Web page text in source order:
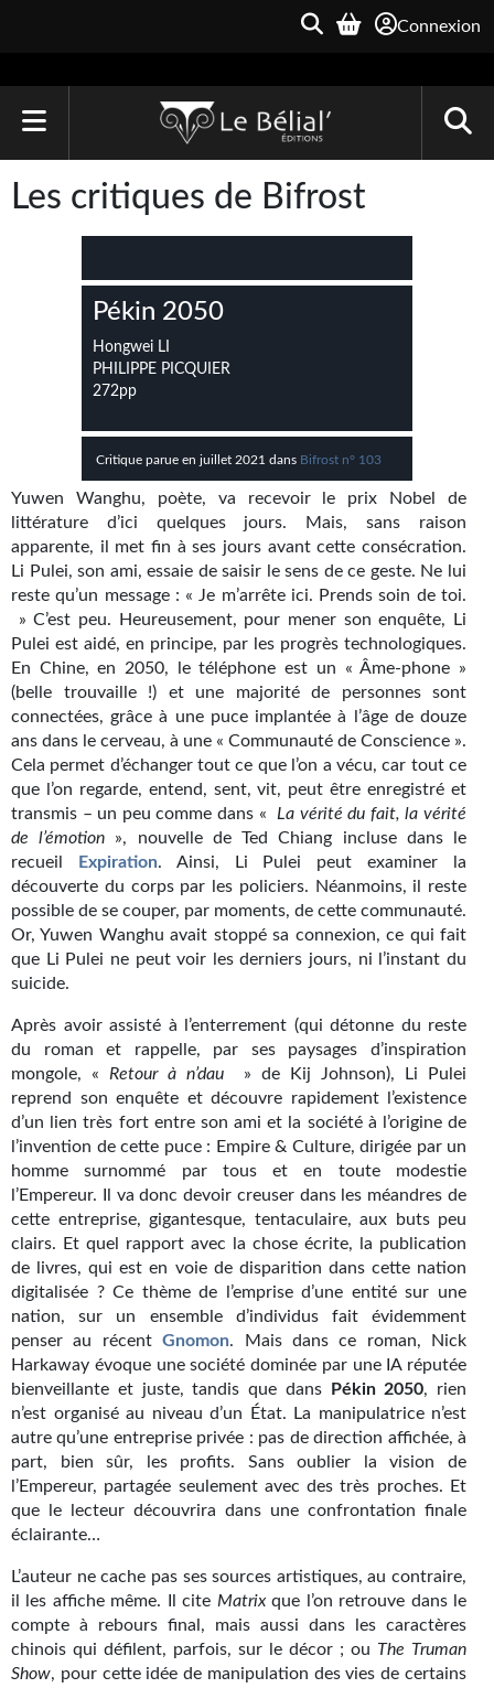
Connexion
Le Bélial'
Une Heure-Lumière
Archive du Futur
Quarante-Deux
Kvasar
Pulps
Wotan
Étoiles vives
Yellow Submarine
NUMÉRIQUE
Romans et recueils
Une Heure-Lumière
Nouvelles
Bifrost
Livres audio
Gratuit
Sans DRM
BIFROST
Tous les numéros
En numérique
S'abonner
Les critiques
Le blog
Le prix des lecteurs
GOODIES
Goodies Gotland
Tirages d’art Une Heure-Lumière
PLUS
À paraître
Revue de presse
Les critiques de Bifrost
Pékin 2050
Hongwei LI
PHILIPPE PICQUIER
272pp
Critique parue en juillet 2021 dans Bifrost n° 103
Yuwen Wanghu, poète, va recevoir le prix Nobel de
littérature d’ici quelques jours. Mais, sans raison
apparente, il met fin à ses jours avant cette consécration.
Li Pulei, son ami, essaie de saisir le sens de ce geste. Ne lui
reste qu’un message : « Je m’arrête ici. Prends soin de toi.
» C’est peu. Heureusement, pour mener son enquête, Li
Pulei est aidé, en principe, par les progrès technologiques.
En Chine, en 2050, le téléphone est un « Âme-phone »
(belle trouvaille !) et une majorité de personnes sont
connectées, grâce à une puce implantée à l’âge de douze
ans dans le cerveau, à une « Communauté de Conscience ».
Cela permet d’échanger tout ce que l’on a vécu, car tout ce
que l’on regarde, entend, sent, vit, peut être enregistré et
transmis – un peu comme dans « La vérité du fait, la vérité
de l’émotion », nouvelle de Ted Chiang incluse dans le
recueil
Expiration. Ainsi, Li Pulei peut examiner la
découverte du corps par les policiers. Néanmoins, il reste
possible de se couper, par moments, de cette communauté.
Or, Yuwen Wanghu avait stoppé sa connexion, ce qui fait
que Li Pulei ne peut voir les derniers jours, ni l’instant du
suicide.
Après avoir assisté à l’enterrement (qui détonne du reste
du roman et rappelle, par ses paysages d’inspiration
mongole, « Retour à n’dau » de Kij Johnson), Li Pulei
reprend son enquête et découvre rapidement l’existence
d’un lien très fort entre son ami et la société à l’origine de
l’invention de cette puce : Empire & Culture, dirigée par un
homme surnommé par tous et en toute modestie
l’Empereur. Il va donc devoir creuser dans les méandres de
cette entreprise, gigantesque, tentaculaire, aux buts peu
clairs. Et quel rapport avec la chose écrite, la publication
de livres, qui est en voie de disparition dans cette nation
digitalisée ? Ce thème de l’emprise d’une entité sur une
nation, sur un ensemble d’individus fait évidemment
penser au récentGnomon. Mais dans ce roman, Nick
Harkaway évoque une société dominée par une IA réputée
bienveillante et juste, tandis que dans
Pékin 2050, rien
n’est organisé au niveau d’un État. La manipulatrice n’est
autre qu’une entreprise privée : pas de direction affichée, à
part, bien sûr, les profits. Sans oublier la vision de
l’Empereur, partagée seulement avec des très proches. Et
que le lecteur découvrira dans une confrontation finale
éclairante…
L’auteur ne cache pas ses sources artistiques, au contraire,
il les affiche même. Il cite Matrixque l’on retrouve dans le
compte à rebours final, mais aussi dans les caractères
chinois qui défilent, parfois, sur le décor ; ou The Truman
Show, pour cette idée de manipulation des vies de certains